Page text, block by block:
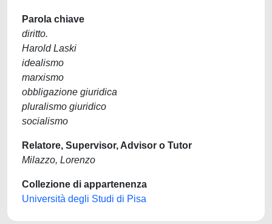
Parola chiave
diritto.
Harold Laski
idealismo
marxismo
obbligazione giuridica
pluralismo giuridico
socialismo
Relatore, Supervisor, Advisor o Tutor
Milazzo, Lorenzo
Collezione di appartenenza
Università degli Studi di Pisa